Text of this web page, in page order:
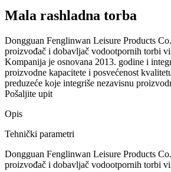
Mala rashladna torba
Dongguan Fenglinwan Leisure Products
proizvođač i dobavljač vodootpornih torbi
Kompanija je osnovana 2013. godine i
proizvodne kapacitete i posvećenost
preduzeće koje integriše nezavisnu
Pošaljite upit
Opis
Tehnički parametri
Dongguan Fenglinwan Leisure Products
proizvođač i dobavljač vodootpornih torbi